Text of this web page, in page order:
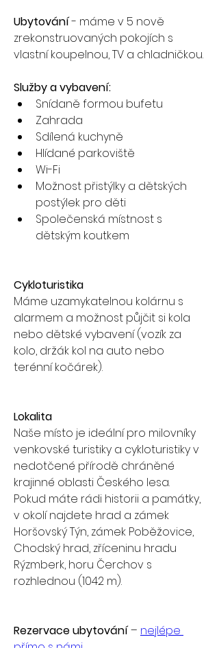
Ubytování - máme v 5 nově
zrekonstruovaných pokojích s
vlastní koupelnou, TV a chladničkou.
Služby a vybavení:
Snídaně formou bufetu
Zahrada
Sdílená kuchyně
Hlídané parkoviště
Wi-Fi
Možnost přistýlky a dětských
postýlek pro děti
Společenská místnost s
dětským koutkem
Cykloturistika
Máme uzamykatelnou kolárnu s
alarmem a možnost půjčit si kola
nebo dětské vybavení (vozík za
kolo, držák kol na auto nebo
terénní kočárek).
Lokalita
Naše místo je ideální pro milovníky
venkovské turistiky a cykloturistiky v
nedotčené přírodě chráněné
krajinné oblasti Českého lesa.
Pokud máte rádi historii a památky,
v okolí najdete hrad a zámek
Horšovský Týn, zámek Poběžovice,
Chodský hrad, zříceninu hradu
Rýzmberk, horu Čerchov s
rozhlednou (1042 m).
Rezervace ubytování – nejlépe